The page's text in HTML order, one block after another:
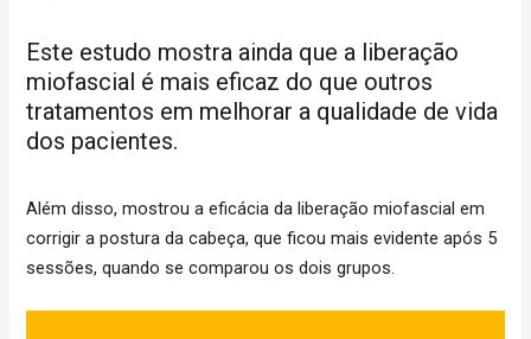
Este estudo mostra ainda que a liberação
miofascial é mais eficaz do que outros
tratamentos em melhorar a qualidade de vida
dos pacientes.
Além disso, mostrou a eficácia da liberação miofascial em
corrigir a postura da cabeça, que ficou mais evidente após 5
sessões, quando se comparou os dois grupos.